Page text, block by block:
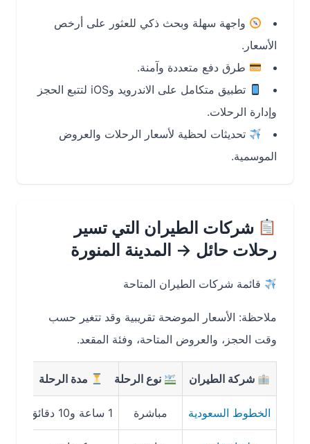
واجهة سهلة وبحث ذكي للعثور على أرخص
الأسعار.
طرق دفع متعددة وآمنة.
تطبيق متكامل على الاندرويد وiOS لتتبع الحجز
وإدارة الرحلات.
تحديثات لحظية لأسعار الرحلات والعروض
الموسمية.
شركات الطيران التي تسير
رحلات حائل → المدينة المنورة
قائمة شركات الطيران المتاحة
ملاحظة: الأسعار الموضحة تقريبية وقد تتغير حسب
وقت الحجز، والعروض المتاحة، وفئة المقعد.
شركة الطيران نوع الرحلة مدة الرحلة
الخطوط السعودية مباشرة 1 ساعة و10 دقائق من 280 إلى 420 ريال